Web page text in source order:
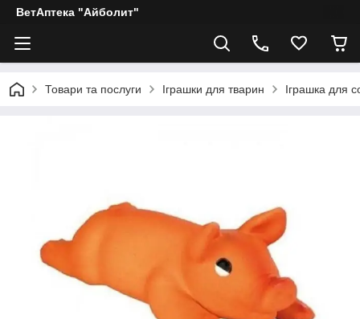
ВетАптека "Айболит"
Товари та послуги Іграшки для тварин Іграшка для